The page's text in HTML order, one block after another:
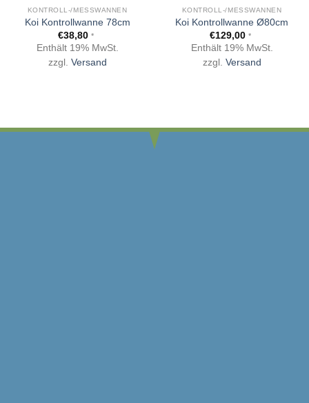
KONTROLL-/MESSWANNEN
Koi Kontrollwanne 78cm
€38,80 *
Enthält 19% MwSt.
zzgl. Versand
KONTROLL-/MESSWANNEN
Koi Kontrollwanne Ø80cm
€129,00 *
Enthält 19% MwSt.
zzgl. Versand